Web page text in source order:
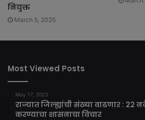
नियुक्त
March 5, 2025
Most Viewed Posts
May 17, 2023
राज्यात जिल्ह्यांची संख्या वाढणार : 22
करण्याचा शासनाचा विचार